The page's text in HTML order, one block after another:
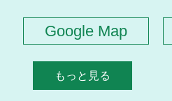
Google Map
もっと見る